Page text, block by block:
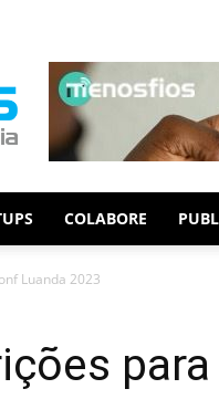
COLABORE
Luanda 2023
para